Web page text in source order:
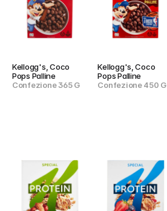
Kellogg's, Coco
Pops Palline
Confezione 365 G
Kellogg's, Coco
Pops Palline
Confezione 450 G